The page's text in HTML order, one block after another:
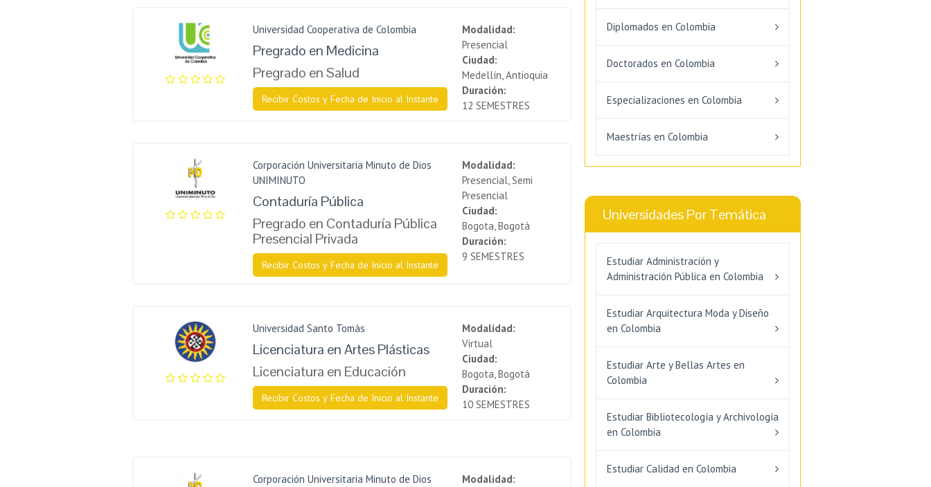
Universidad Cooperativa de Colombia
Pregrado en Medicina
Pregrado en Salud
Recibir Costos y Fecha de Inicio al Instante
Modalidad:
Presencial
Ciudad:
Medellín, Antioquia
Duración:
12 SEMESTRES
Corporación Universitaria Minuto de Dios
UNIMINUTO
Contaduría Pública
Pregrado en Contaduría Pública
Presencial Privada
Recibir Costos y Fecha de Inicio al Instante
Modalidad:
Presencial, Semi
Presencial
Ciudad:
Bogota, Bogotá
Duración:
9 SEMESTRES
Universidad Santo Tomás
Licenciatura en Artes Plásticas
Licenciatura en Educación
Recibir Costos y Fecha de Inicio al Instante
Modalidad:
Virtual
Ciudad:
Bogota, Bogotá
Duración:
10 SEMESTRES
Corporación Universitaria Minuto de Dios
Modalidad:
Diplomados en Colombia
Doctorados en Colombia
Especializaciones en Colombia
Maestrías en Colombia
Universidades Por Temática
Estudiar Administración y
Administración Pública en Colombia
Estudiar Arquitectura Moda y Diseño
en Colombia
Estudiar Arte y Bellas Artes en
Colombia
Estudiar Bibliotecología y Archivología
en Colombia
Estudiar Calidad en Colombia